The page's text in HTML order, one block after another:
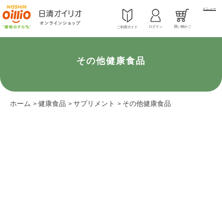
ご利用ガイド ログイン 買い物かご
メニュー
その他健康食品
ホーム > 健康食品 > サプリメント > その他健康食品